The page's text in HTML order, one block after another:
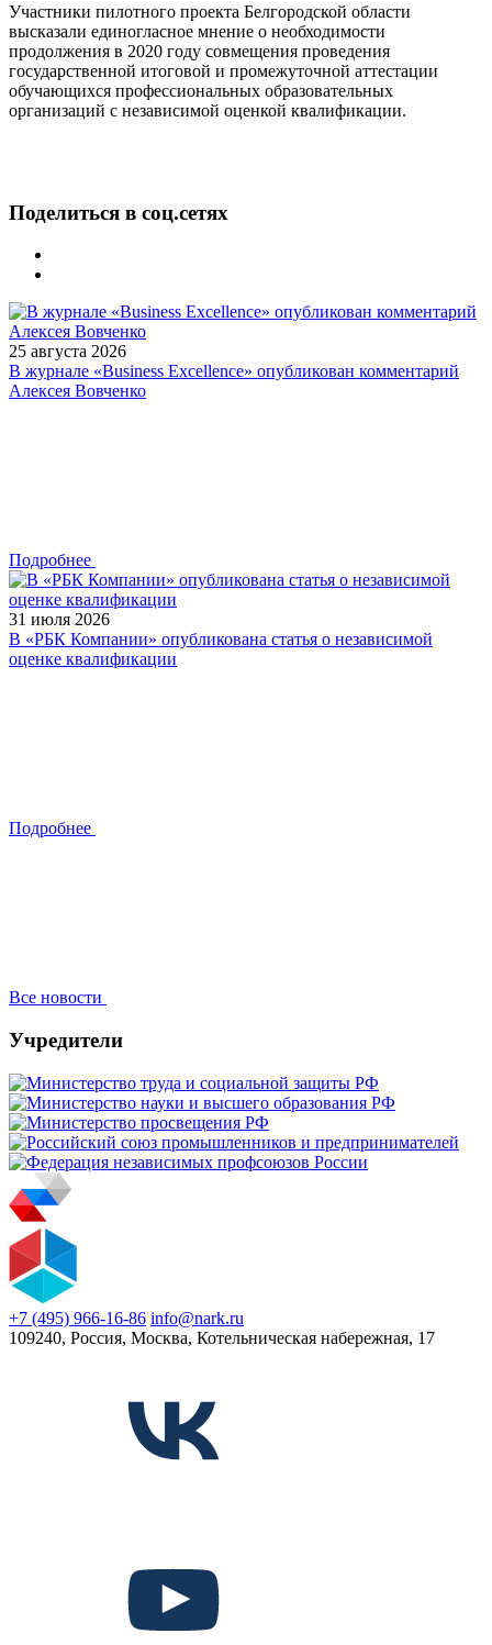
Участники пилотного проекта Белгородской области
высказали единогласное мнение о необходимости
продолжения в 2020 году совмещения проведения
государственной итоговой и промежуточной аттестации
обучающихся профессиональных образовательных
организаций с независимой оценкой квалификации.
Поделиться в соц.сетях
25 августа 2026
В журнале «Business Excellence» опубликован комментарий
Алексея Вовченко
Подробнее
31 июля 2026
В «РБК Компании» опубликована статья о независимой
оценке квалификации
Подробнее
Все новости
Учредители
+7 (495) 966-16-86 info@nark.ru
109240, Россия, Москва, Котельническая набережная, 17